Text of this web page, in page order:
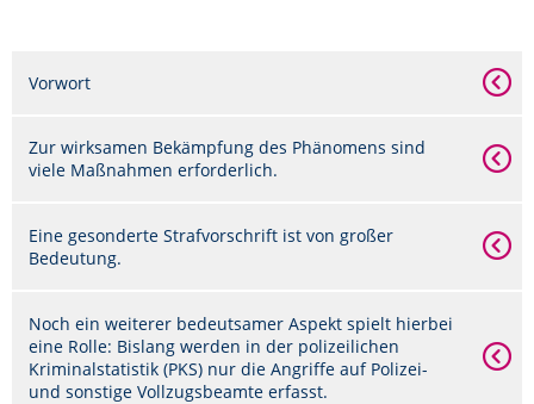
Vorwort
Zur wirksamen Bekämpfung des Phänomens sind
viele Maßnahmen erforderlich.
Eine gesonderte Strafvorschrift ist von großer
Bedeutung.
Noch ein weiterer bedeutsamer Aspekt spielt hierbei
eine Rolle: Bislang werden in der polizeilichen
Kriminalstatistik (PKS) nur die Angriffe auf Polizei-
und sonstige Vollzugsbeamte erfasst.